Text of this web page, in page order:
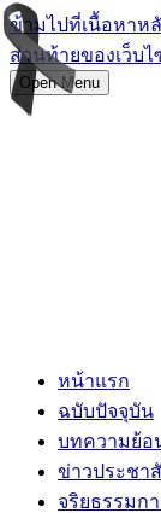
ข้ามไปที่เนื้อหาห
ส่วนท้ายของเว็บไ
Open Menu
หน้าแรก
ฉบับปัจจุบัน
บทความย้อ
ข่าวประชา
จริยธรรมก